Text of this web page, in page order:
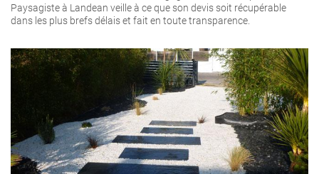
Paysagiste à Landean veille à ce que son devis soit récupérable
dans les plus brefs délais et fait en toute transparence.